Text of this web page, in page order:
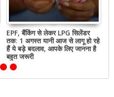
EPF, बैंकिंग से लेकर LPG सिलेंडर
तक: 1 अगस्त यानी आज से लागू हो रहे
हैं ये बड़े बदलाव, आपके लिए जानना है
बहुत जरूरी